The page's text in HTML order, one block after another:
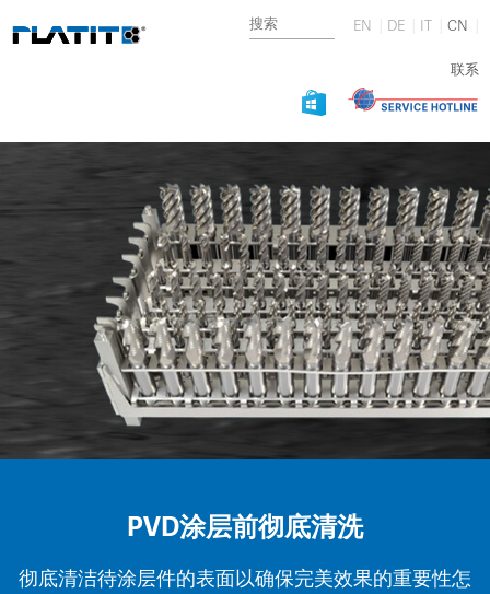
EN DE IT CN
联系
PVD涂层前彻底清洗
彻底清洁待涂层件的表面以确保完美效果的重要性怎